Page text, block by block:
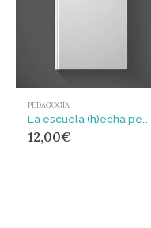
PEDAGOGÍA
12,00€